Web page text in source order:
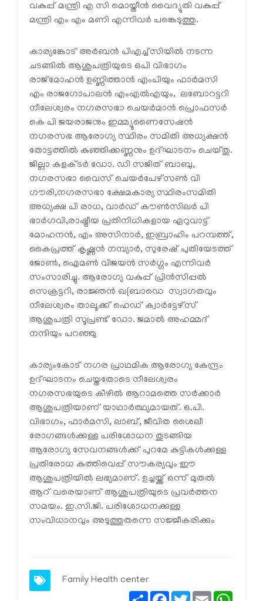
വകുപ്പ് മന്ത്രി എ സി മൊയ്തീന്‍ വൈദ്യുതി വകുപ്പ്
മന്ത്രി എം എം മണി എന്നിവര്‍ പങ്കെടുത്തു.
കാര്യങ്കോട് അര്‍ബന്‍ പിഎച്ച്‌സിയില്‍ നടന്ന
ചടങ്ങില്‍ ആശുപത്രിയുടെ ഒപി വിഭാഗം
രാജ്‌മോഹന്‍ ഉണ്ണിത്താന്‍ എംപിയും ഫാര്‍മസി
എം രാജഗോപാലന്‍ എംഎല്‍എയും, ലബോറട്ടറി
നീലേശ്വരം നഗരസഭാ ചെയര്‍മാന്‍ പ്രൊഫസര്‍
കെ പി ജയരാജനും ഇമ്മ്യൂണൈസേഷന്‍
നഗരസഭ ആരോഗ്യ സ്ഥിരം സമിതി അധ്യക്ഷന്‍
തോട്ടത്തില്‍ കുഞ്ഞിക്കണ്ണനും ഉദ്ഘാടനം ചെയ്തു.
ജില്ലാ കളക്ടര്‍ ഡോ. ഡി സജിത് ബാബു,
നഗരസഭാ വൈസ് ചെയര്‍പേഴ്‌സണ്‍ വി
ഗൗരി,നഗരസഭാ ക്ഷേമകാര്യ സ്ഥിരംസമിതി
അധ്യക്ഷ പി രാധ, വാര്‍ഡ് കൗണ്‍സിലര്‍ പി
ഭാര്‍ഗവി,രാഷ്ട്രീയ പ്രതിനിധികളായ ഏറുവാട്ട്
മോഹനന്‍, എം അസിനാര്‍, ഇബ്രാഹിം പറമ്പത്ത്,
കൈപ്രത്ത് കൃഷ്ണന്‍ നമ്പ്യാര്‍, സുരേഷ് പുതിയേടത്ത്
ജോണ്‍, ഐമണ്‍ വിജയന്‍ സര്‍ഗ്ഗം എന്നിവര്‍
സംസാരിച്ചു. ആരോഗ്യ വകുപ്പ് പ്രിന്‍സിപ്പല്‍
സെക്രട്ടറി, രാജ്ഞന്‍ ഖ{ബാഡെ സ്വാഗതവും
നീലേശ്വരം താലൂക്ക് ഹെഡ് ക്വാര്‍ട്ടേഴ്‌സ്
ആശുപത്രി സൂപ്രണ്ട് ഡോ. ജമാല്‍ അഹമ്മദ്
നന്ദിയും പറഞ്ഞു
കാര്യംകോട് നഗര പ്രാഥമിക ആരോഗ്യ കേന്ദ്രം
ഉദ്ഘാടനം ചെയ്തതോടെ നീലേശ്വരം
നഗരസഭയുടെ കീഴില്‍ ആറാമത്തെ സര്‍ക്കാര്‍
ആശുപത്രിയാണ് യാഥാര്‍ത്ഥ്യമായത്. ഒ.പി.
വിഭാഗം, ഫാര്‍മസി, ലാബ്, ജീവിത ശൈലീ
രോഗങ്ങള്‍ക്കുള്ള പരിശോധന തുടങ്ങിയ
ആരോഗ്യ സേവനങ്ങള്‍ക്ക് പുറമേ കുട്ടികള്‍ക്കുള്ള
പ്രതിരോധ കുത്തിവെപ്പ് സൗകര്യവും ഈ
ആശുപത്രിയില്‍ ലഭ്യമാണ്. ഉച്ചയ്ക്ക് ഒന്ന് മുതല്‍
ആറ് വരെയാണ് ആശുപത്രിയുടെ പ്രവര്‍ത്തന
സമയം. ഇ.സി.ജി. പരിശോധനക്കുള്ള
സംവിധാനവും അടുത്തുതന്നെ സജ്ജീകരിക്കും
Family Health center
ShareFacebook
TwitterEmail